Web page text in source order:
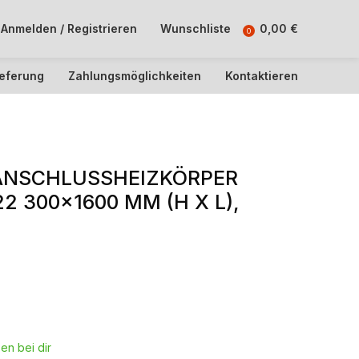
Anmelden / Registrieren Wunschliste 0 0,00 €
Zahlungsmöglichkeiten Kontaktieren
300×1600 MM (H X L),
bei dir